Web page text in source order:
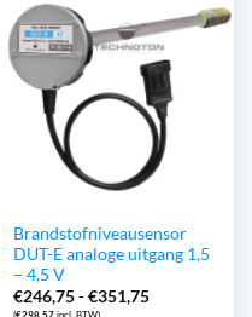
Brandstofniveausensor
DUT-E analoge uitgang 1,5
– 4,5 V
€246,75-€351,75Prijsklasse: